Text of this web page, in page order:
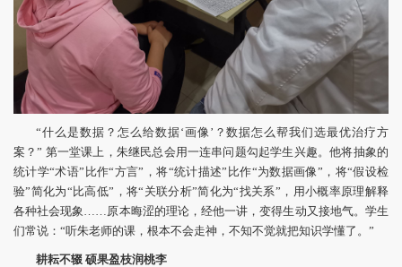
“什么是数据？怎么给数据‘画像’？数据怎么帮我们选最优治疗方
案？” 第一堂课上，朱继民总会用一连串问题勾起学生兴趣。他将抽象的
统计学“术语”比作“方言”，将“统计描述”比作“为数据画像”，将“假设检
验”简化为“比高低”，将“关联分析”简化为“找关系”，用小概率原理解释
各种社会现象……原本晦涩的理论，经他一讲，变得生动又接地气。学生
们常说：“听朱老师的课，根本不会走神，不知不觉就把知识学懂了。”
耕耘不辍 硕果盈枝润桃李